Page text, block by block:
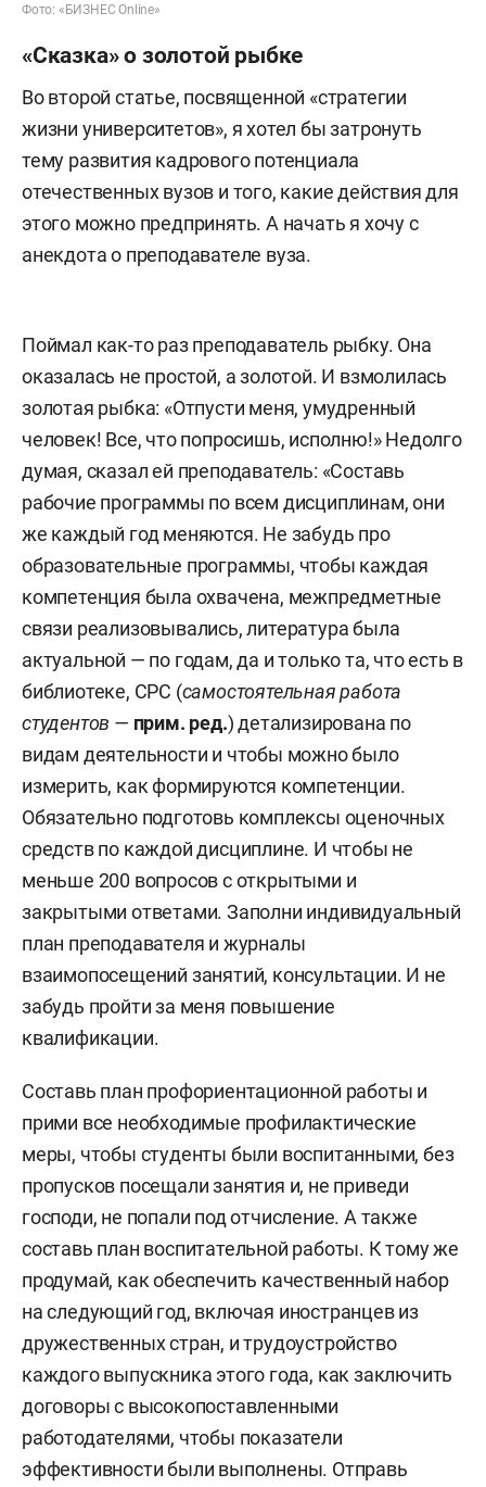
Фото: «БИЗНЕС Online»
«Сказка» о золотой рыбке
Во второй статье, посвященной «стратегии
жизни университетов», я хотел бы затронуть
тему развития кадрового потенциала
отечественных вузов и того, какие действия для
этого можно предпринять. А начать я хочу с
анекдота о преподавателе вуза.
Поймал как-то раз преподаватель рыбку. Она
оказалась не простой, а золотой. И взмолилась
золотая рыбка: «Отпусти меня, умудренный
человек! Все, что попросишь, исполню!» Недолго
думая, сказал ей преподаватель: «Составь
рабочие программы по всем дисциплинам, они
же каждый год меняются. Не забудь про
образовательные программы, чтобы каждая
компетенция была охвачена, межпредметные
связи реализовывались, литература была
актуальной — по годам, да и только та, что есть в
библиотеке, СРС (самостоятельная работа
студентов — прим. ред.) детализирована по
видам деятельности и чтобы можно было
измерить, как формируются компетенции.
Обязательно подготовь комплексы оценочных
средств по каждой дисциплине. И чтобы не
меньше 200 вопросов с открытыми и
закрытыми ответами. Заполни индивидуальный
план преподавателя и журналы
взаимопосещений занятий, консультации. И не
забудь пройти за меня повышение
квалификации.
Составь план профориентационной работы и
прими все необходимые профилактические
меры, чтобы студенты были воспитанными, без
пропусков посещали занятия и, не приведи
господи, не попали под отчисление. А также
составь план воспитательной работы. К тому же
продумай, как обеспечить качественный набор
на следующий год, включая иностранцев из
дружественных стран, и трудоустройство
каждого выпускника этого года, как заключить
договоры с высокопоставленными
работодателями, чтобы показатели
эффективности были выполнены. Отправь